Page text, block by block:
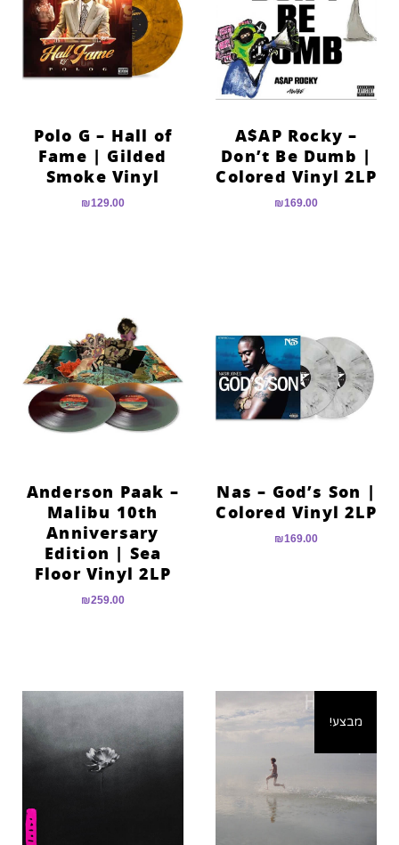
A$AP Rocky –
Don’t Be Dumb |
Colored Vinyl 2LP
₪169.00
Polo G – Hall of
Fame | Gilded
Smoke Vinyl
₪129.00
Nas – God’s Son |
Colored Vinyl 2LP
₪169.00
Anderson Paak –
Malibu 10th
Anniversary
Edition | Sea
Floor Vinyl 2LP
₪259.00
מבצע!